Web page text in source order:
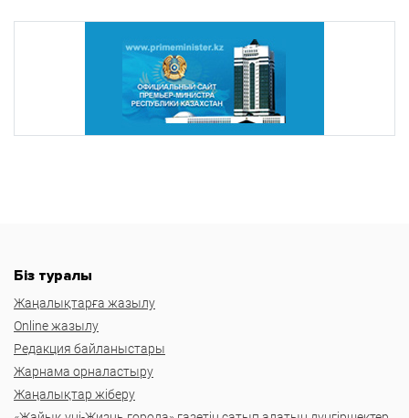
Біз туралы
Жаңалықтарға жазылу
Online жазылу
Редакция байланыстары
Жарнама орналастыру
Жаңалықтар жіберу